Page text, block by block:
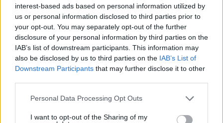
interest-based ads based on personal information utilized by
us or personal information disclosed to third parties prior to
your opt-out. You may separately opt-out of the further
disclosure of your personal information by third parties on the
IAB’s list of downstream participants. This information may
also be disclosed by us to third parties on the IAB’s List of
Downstream Participants that may further disclose it to other
Please note that this website/app uses one or more Google
not limited to your visit or usage behaviour. You may click to
Personal Data Processing Opt Outs
I want to opt-out of the Sharing of my
@Γιώργος ill
18.05.2016, 20:42
Το "ill" είναι από το Illinois ή από το άρρωστος; Για το
δεύτερο σε κόβω... Ακόμα να σταματήσουν οι
ψεκασμοί με DDT στο Ιλλινόι; Ετοιμαστείτε για Hillary,